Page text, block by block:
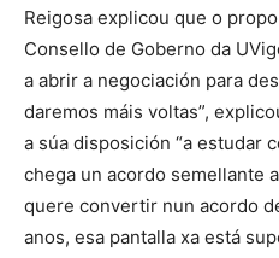
Reigosa explicou que o
Consello de Goberno da
a abrir a negociación para
daremos máis voltas”,
a súa disposición “a estudar
chega un acordo semellante
quere convertir nun acordo
anos, esa pantalla xa está